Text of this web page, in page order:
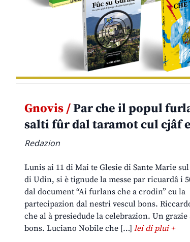
Gnovis /Par che il popul
salti fûr dal taramot cul cjâf
Redazion
Lunis ai 11 di Mai te Glesie di Sante Marie
di Udin, si è tignude la messe par ricuardâ i
dal document “Ai furlans che a crodin” cu la
partecipazion dal nestri vescul bons.
che al à presiedude la celebrazion. Un grazie
bons. Luciano Nobile che […] lei di plui +